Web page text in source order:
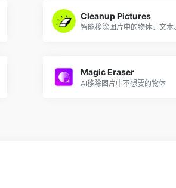
Cleanup Pictures
Magic Eraser
AI移除图片中不想要的物体